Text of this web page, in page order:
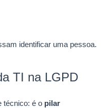
identificar uma pessoa.
TI na LGPD
técnico: é o pilar